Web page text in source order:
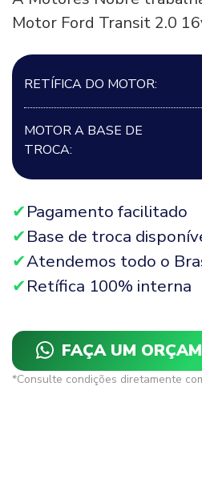
Motor Ford Transit 2.0
RETÍFICA DO MOTOR:
MOTOR A BASE DE
TROCA:
Pagamento facilitado
Base de troca
Atendemos todo o
Retífica 100% interna
FAÇA UM
*Consulte condições diretamente